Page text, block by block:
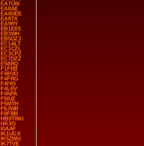
EA7UW
EA8AE
EA8DEE
EA8TX
EA9RY
EB1EXS
EB3WH
EB5DZJ
EC1ALT
EC1CZL
EC3CPZ
EC7DZZ
ES6RQ
F1FEB
F4BVO
F4FRG
F4IYO
F4LEV
F4NFA
F5IUZ
F5MTH
F6JWR
F8FBB
HB9TWU
HK3O
I0AAF
IK1UGX
IK5ZWU
IK7TVE